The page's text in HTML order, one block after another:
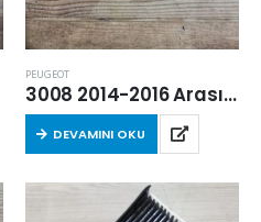
PEUGEOT
3008 2014-2016 Arası 1.6 BlueHdi Yakıt Filtresi
DEVAMINI OKU